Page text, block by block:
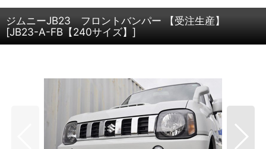
ジムニーJB23 フロントバンパー 【受注生産】
[JB23-A-FB【240サイズ】 ]